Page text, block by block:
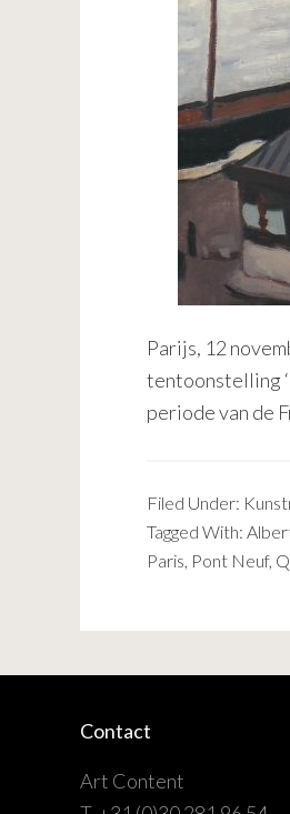
Parijs, 12
tentoonstelling
periode van de
Filed Under:
Tagged With:
Paris, Pont Neuf,
Contact
Art Content